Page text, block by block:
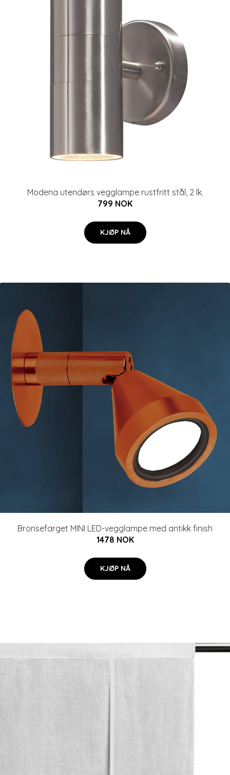
Modena utendørs vegglampe rustfritt stål, 2 lk.
799 NOK
KJØP NÅ
Bronsefarget MINI LED-vegglampe med antikk finish
1478 NOK
KJØP NÅ